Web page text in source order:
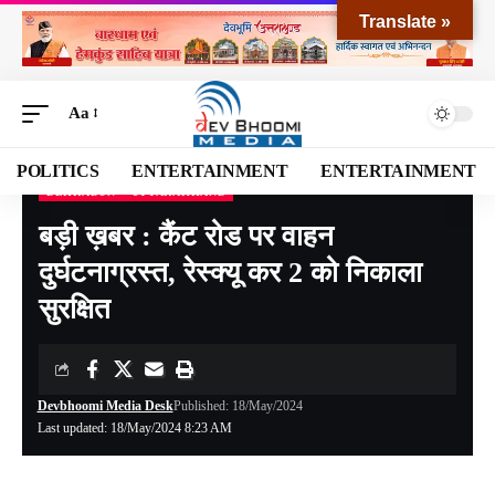
Aa
POLITICS ENTERTAINMENT ENTERTAINMENT
Devbhoomi Media Blog>NATIONAL>UTTARAKHAND
बड़ी ख़बर : कैंट रोड पर वाहन
दुर्घटनाग्रस्त, रेस्क्यू कर 2 को निकाला
सुरक्षित
Last updated: 18/May/2024 8:23 AM
Devbhoomi Media DeskPublished: 18/May/2024
Translate »